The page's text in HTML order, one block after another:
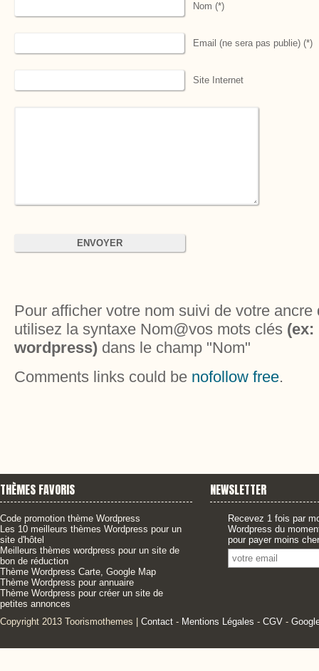
Nom (*)
Email (ne sera pas publie) (*)
Site Internet
Pour afficher votre nom suivi de votre ancre
utilisez la syntaxe Nom@vos mots clés (ex:
wordpress) dans le champ "Nom"
Comments links could be nofollow free.
THÈMES FAVORIS
Code promotion thème Wordpress
Les 10 meilleurs thèmes Wordpress pour un
site d'hôtel
Meilleurs thèmes wordpress pour un site de
bon de réduction
Thème Wordpress Carte, Google Map
Thème Wordpress pour annuaire
Thème Wordpress pour créer un site de
petites annonces
NEWSLETTER
Recevez 1 fois par
Wordpress du
pour payer moins
Copyright 2013 Toorismothemes | Contact - Mentions Légales - CGV -